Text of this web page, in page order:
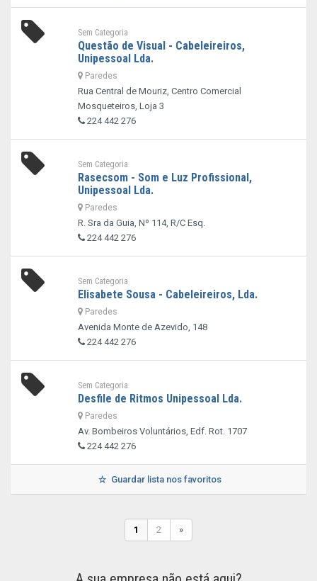
Sem Categoria
Questão de Visual - Cabeleireiros,
Unipessoal Lda.
Paredes
Rua Central de Mouriz, Centro Comercial
Mosqueteiros, Loja 3
224 442 276
Sem Categoria
Rasecsom - Som e Luz Profissional,
Unipessoal Lda.
Paredes
R. Sra da Guia, Nº 114, R/C Esq.
224 442 276
Sem Categoria
Elisabete Sousa - Cabeleireiros, Lda.
Paredes
Avenida Monte de Azevido, 148
224 442 276
Sem Categoria
Desfile de Ritmos Unipessoal Lda.
Paredes
Av. Bombeiros Voluntários, Edf. Rot. 1707
224 442 276
Guardar lista nos favoritos
1 2 »